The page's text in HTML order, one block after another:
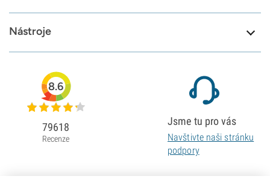
Nástroje
8.6
79618
Recenze
Jsme tu pro vás
Navštivte naši stránku
podpory